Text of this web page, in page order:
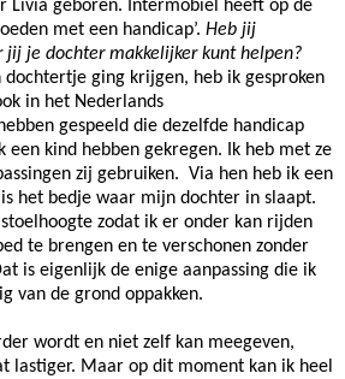
Livia geboren. Intermobiel heeft op de
met een handicap’. Heb jij
jij je dochter makkelijker kunt helpen?
dochtertje ging krijgen, heb ik gesproken
in het Nederlands
gespeeld die dezelfde handicap
een kind hebben gekregen. Ik heb met ze
zij gebruiken. Via hen heb ik een
het bedje waar mijn dochter in slaapt.
zodat ik er onder kan rijden
te brengen en te verschonen zonder
is eigenlijk de enige aanpassing die ik
van de grond oppakken.
wordt en niet zelf kan meegeven,
lastiger. Maar op dit moment kan ik heel